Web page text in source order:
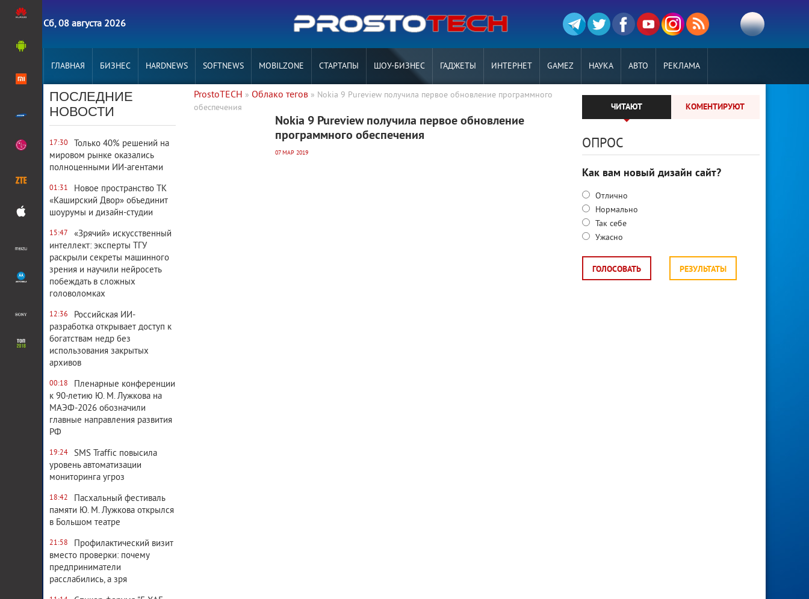
Сб, 08 августа 2026
ГЛАВНАЯ БИЗНЕС HARDNEWS SOFTNEWS MOBILZONE СТАРТАПЫ ШОУ-БИЗНЕС ГАДЖЕТЫ ИНТЕРНЕТ GAMEZ НАУКА АВТО РЕКЛАМА
ПОСЛЕДНИЕ
НОВОСТИ
17:30
Только 40% решений на
мировом рынке оказались
полноценными ИИ-агентами
01:31
Новое пространство ТК
«Каширский Двор» объединит
шоурумы и дизайн-студии
15:47
«Зрячий» искусственный
интеллект: эксперты ТГУ
раскрыли секреты машинного
зрения и научили нейросеть
побеждать в сложных
головоломках
12:36
Российская ИИ-
разработка открывает доступ к
богатствам недр без
использования закрытых
архивов
00:18
Пленарные конференции
к 90-летию Ю. М. Лужкова на
МАЭФ-2026 обозначили
главные направления развития
РФ
19:24
SMS Traffic повысила
уровень автоматизации
мониторинга угроз
18:42
Пасхальный фестиваль
памяти Ю. М. Лужкова открылся
в Большом театре
21:58
Профилактический визит
вместо проверки: почему
предприниматели
расслабились, а зря
ProstoTECH » Облако тегов » Nokia 9 Pureview получила первое обновление программного
обеспечения
2 580 0
Nokia 9 Pureview получила первое обновление
программного обеспечения
07 МАР 2019
ЧИТАЮТ КОМЕНТИРУЮТ
ОПРОС
Как вам новый дизайн сайт?
Отлично
Нормально
Так себе
Ужасно
ГОЛОСОВАТЬ РЕЗУЛЬТАТЫ